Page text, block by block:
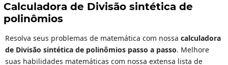
Calculadora de Divisão sintética de
polinômios
Resolva seus problemas de matemática com nossa calculadora
de Divisão sintética de polinômios passo a passo. Melhore
suas habilidades matemáticas com nossa extensa lista de